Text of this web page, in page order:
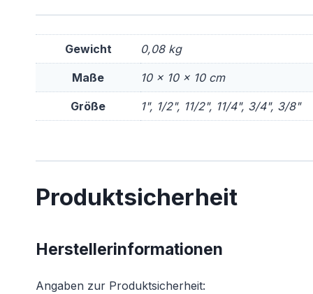
Gewicht 0,08 kg
Maße 10 × 10 × 10 cm
Größe 1", 1/2", 11/2", 11/4", 3/4", 3/8"
Produktsicherheit
Herstellerinformationen
Angaben zur Produktsicherheit: